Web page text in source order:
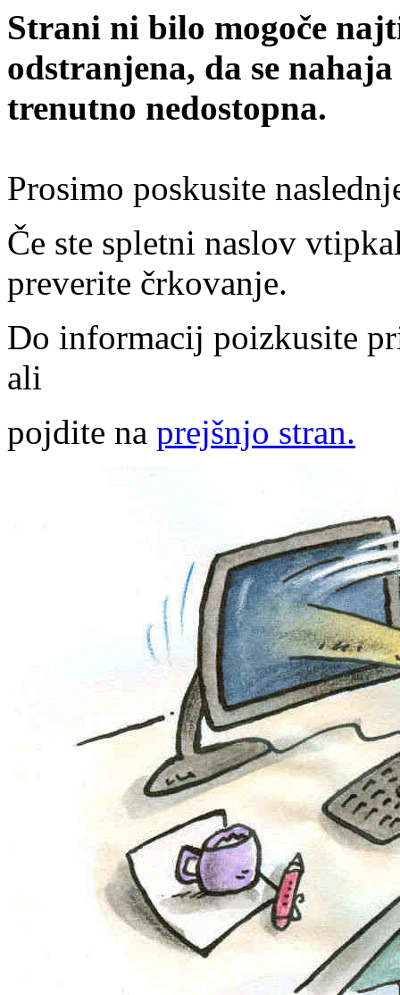
Strani ni bilo mogoče
odstranjena, da se
trenutno nedostopna.
Prosimo poskusite
Če ste spletni naslov
preverite črkovanje.
Do informacij poizkusite
ali
pojdite na prejšnjo stran.